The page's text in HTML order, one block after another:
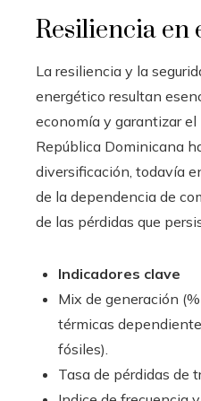
Resiliencia en
La resiliencia y la
energético resultan
economía y garantizar el
República Dominicana
diversificación, todavía
de la dependencia de
de las pérdidas que
Indicadores clave
Mix de generación
térmicas
fósiles).
Tasa de pérdidas de